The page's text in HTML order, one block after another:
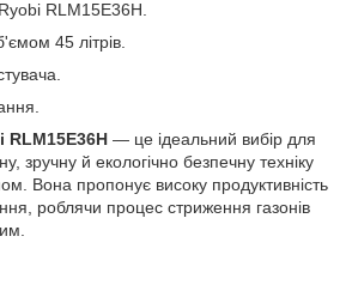
RLM15E36H.
45 літрів.
RLM15E36H — це ідеальний вибір для
зручну й екологічно безпечну техніку
Вона пропонує високу продуктивність
роблячи процес стриження газонів